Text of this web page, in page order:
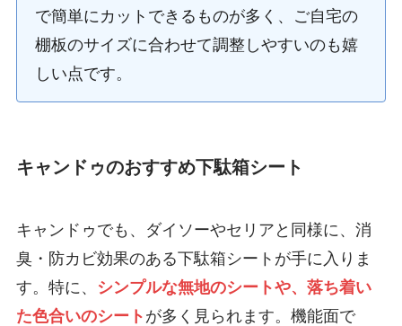
で簡単にカットできるものが多く、ご自宅の
棚板のサイズに合わせて調整しやすいのも嬉
しい点です。
キャンドゥのおすすめ下駄箱シート
キャンドゥでも、ダイソーやセリアと同様に、消
臭・防カビ効果のある下駄箱シートが手に入りま
す。特に、
シンプルな無地のシートや、落ち着い
た色合いのシート が多く見られます。機能面で